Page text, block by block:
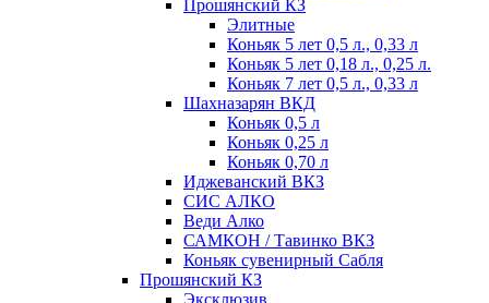
Прошянский КЗ
Элитные
Коньяк 5 лет 0,5 л., 0,33 л
Коньяк 5 лет 0,18 л., 0,25 л.
Коньяк 7 лет 0,5 л., 0,33 л
Шахназарян ВКД
Коньяк 0,5 л
Коньяк 0,25 л
Коньяк 0,70 л
Иджеванский ВКЗ
СИС АЛКО
Веди Алко
САМКОН / Тавинко ВКЗ
Коньяк сувенирный Сабля
Прошянский КЗ
Эксклюзив